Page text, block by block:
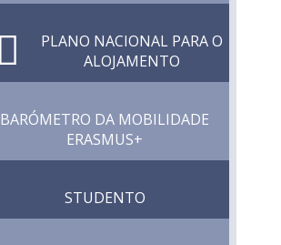
PLANO NACIONAL PARA O
ALOJAMENTO
BARÓMETRO DA MOBILIDADE
ERASMUS+
STUDENTO